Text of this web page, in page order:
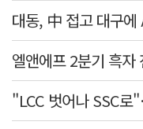
엘앤에프 2분기 흑